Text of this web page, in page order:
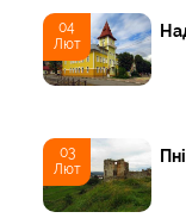
04
Лют
03
Лют